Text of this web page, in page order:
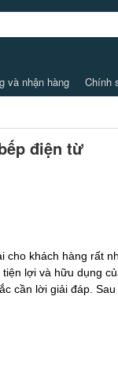
và nhận hàng Chính
điện từ
khách hàng rất
lợi và hữu dụng
cần lời giải đáp.